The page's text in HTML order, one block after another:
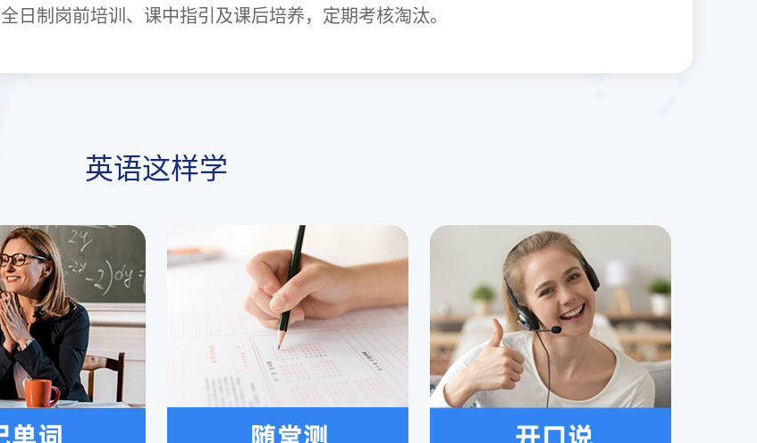
全日制岗前培训、课中指引及课后培养，定期考核淘汰。
英语这样学